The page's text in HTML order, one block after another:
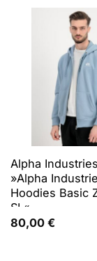
Alpha
»Alpha
Hoodies Basic
SL«
80,00 €